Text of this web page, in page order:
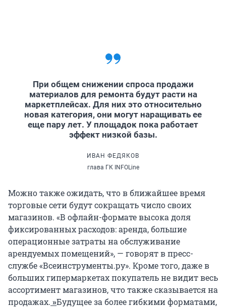
При общем снижении спроса продажи
материалов для ремонта будут расти на
маркетплейсах. Для них это относительно
новая категория, они могут наращивать ее
еще пару лет. У площадок пока работает
эффект низкой базы.
ИВАН ФЕДЯКОВ
глава ГК INFOLine
Можно также ожидать, что в ближайшее время
торговые сети будут сокращать число своих
магазинов. «В офлайн-формате высока доля
фиксированных расходов: аренда, большие
операционные затраты на обслуживание
арендуемых помещений», — говорят в пресс-
службе «Всеинструменты.ру». Кроме того, даже в
больших гипермаркетах покупатель не видит весь
ассортимент магазинов, что также сказывается на
продажах. »Будущее за более гибкими форматами,